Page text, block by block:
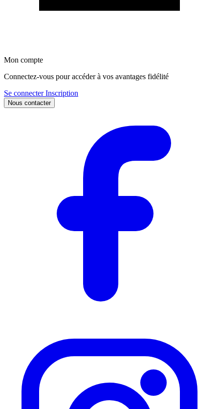
Mon compte
Connectez-vous pour accéder à vos avantages fidélité
Se connecterInscription
Nous contacter